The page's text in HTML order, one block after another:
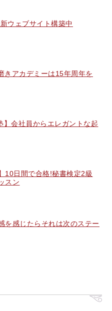
ウェブサイト構築中
きアカデミーは15年周年を
】会社員からエレガントな起
10日間で合格!秘書検定2級
スン
を感じたらそれは次のステー